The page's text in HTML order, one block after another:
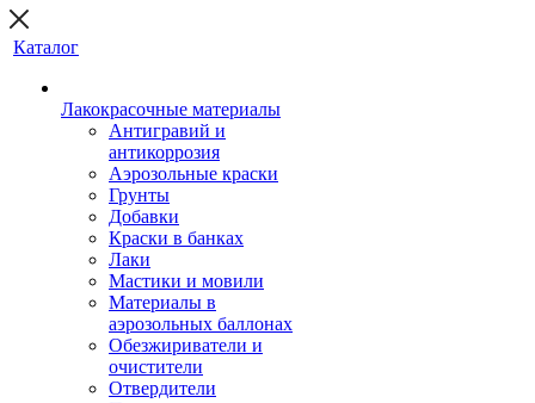
Каталог
Лакокрасочные материалы
Антигравий и
антикоррозия
Аэрозольные краски
Грунты
Добавки
Краски в банках
Лаки
Мастики и мовили
Материалы в
аэрозольных баллонах
Обезжириватели и
очистители
Отвердители